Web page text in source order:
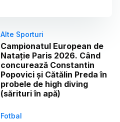
Alte Sporturi
Campionatul European de
Natație Paris 2026. Când
concurează Constantin
Popovici și Cătălin Preda în
probele de high diving
(sărituri în apă)
Fotbal